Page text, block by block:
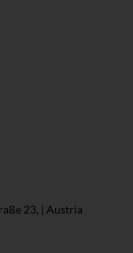
23, | Austria